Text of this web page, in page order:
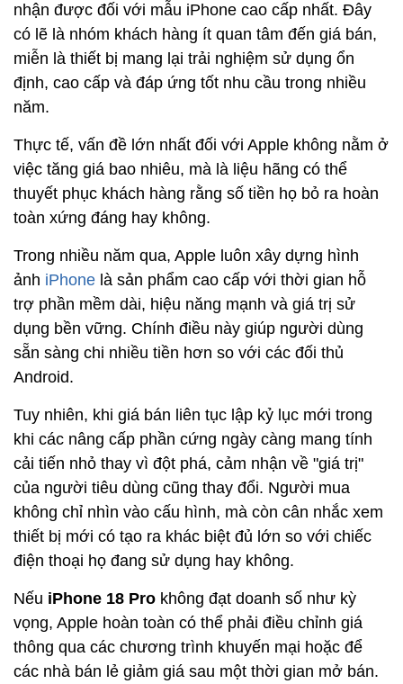
nhận được đối với mẫu iPhone cao cấp nhất. Đây
có lẽ là nhóm khách hàng ít quan tâm đến giá bán,
miễn là thiết bị mang lại trải nghiệm sử dụng ổn
định, cao cấp và đáp ứng tốt nhu cầu trong nhiều
năm.
Thực tế, vấn đề lớn nhất đối với Apple không nằm ở
việc tăng giá bao nhiêu, mà là liệu hãng có thể
thuyết phục khách hàng rằng số tiền họ bỏ ra hoàn
toàn xứng đáng hay không.
Trong nhiều năm qua, Apple luôn xây dựng hình
ảnh iPhone là sản phẩm cao cấp với thời gian hỗ
trợ phần mềm dài, hiệu năng mạnh và giá trị sử
dụng bền vững. Chính điều này giúp người dùng
sẵn sàng chi nhiều tiền hơn so với các đối thủ
Android.
Tuy nhiên, khi giá bán liên tục lập kỷ lục mới trong
khi các nâng cấp phần cứng ngày càng mang tính
cải tiến nhỏ thay vì đột phá, cảm nhận về "giá trị"
của người tiêu dùng cũng thay đổi. Người mua
không chỉ nhìn vào cấu hình, mà còn cân nhắc xem
thiết bị mới có tạo ra khác biệt đủ lớn so với chiếc
điện thoại họ đang sử dụng hay không.
Nếu iPhone 18 Pro không đạt doanh số như kỳ
vọng, Apple hoàn toàn có thể phải điều chỉnh giá
thông qua các chương trình khuyến mại hoặc để
các nhà bán lẻ giảm giá sau một thời gian mở bán.